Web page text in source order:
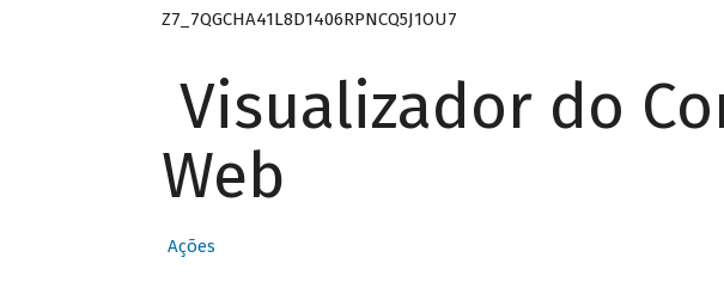
Z7_7QGCHA41L8D1406RPNCQ5J1OU7
Visualizador do
Web
Ações